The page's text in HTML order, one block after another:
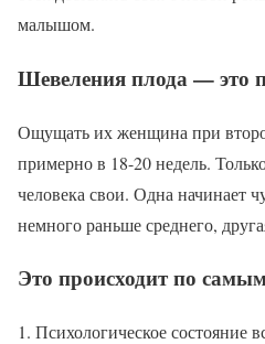
малышом.
Шевеления плода — это
Ощущать их женщина при
примерно в 18-20 недель.
человека свои. Одна начинает
немного раньше среднего,
Это происходит по
1. Психологическое состояние